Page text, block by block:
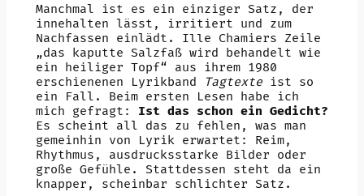
Manchmal ist es ein einziger Satz, der
innehalten lässt, irritiert und zum
Nachfassen einlädt. Ille Chamiers Zeile
„das kaputte Salzfaß wird behandelt wie
ein heiliger Topf“ aus ihrem 1980
erschienenen Lyrikband
Tagtexteist so
ein Fall. Beim ersten Lesen habe ich
mich gefragt: Ist das schon ein Gedicht?
Es scheint all das zu fehlen, was man
gemeinhin von Lyrik erwartet: Reim,
Rhythmus, ausdrucksstarke Bilder oder
große Gefühle. Stattdessen steht da ein
knapper, scheinbar schlichter Satz.